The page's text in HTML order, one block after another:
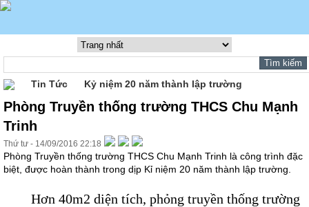
Tin Tức Kỷ niệm 20 năm thành lập trường
Phòng Truyền thống trường THCS Chu Mạnh
Trinh
Thứ tư - 14/09/2016 22:18
Phòng Truyền thống trường THCS Chu Mạnh Trinh là công trình đặc
biệt, được hoàn thành trong dịp Kỉ niệm 20 năm thành lập trường.
Hơn 40m2 diện tích, phỏng truyền thống trường